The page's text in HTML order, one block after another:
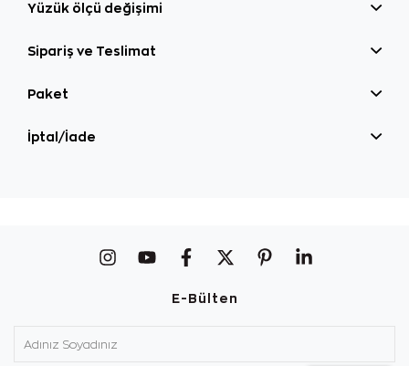
Yüzük ölçü değişimi
Sipariş ve Teslimat
Paket
İptal/İade
E-Bülten